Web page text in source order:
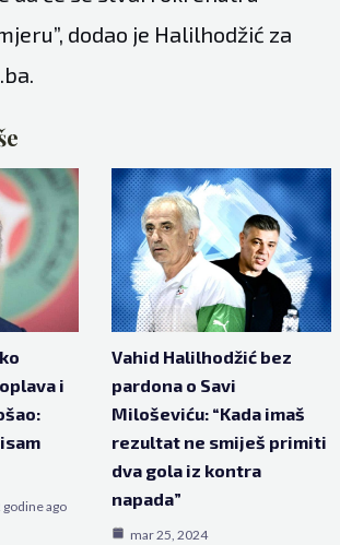
dodao je Halilhodžić za
i
godine ago
Vahid Halilhodžić bez
pardona o Savi
Miloševiću: “Kada imaš
rezultat ne smiješ primiti
dva gola iz kontra
napada”
mar 25, 2024